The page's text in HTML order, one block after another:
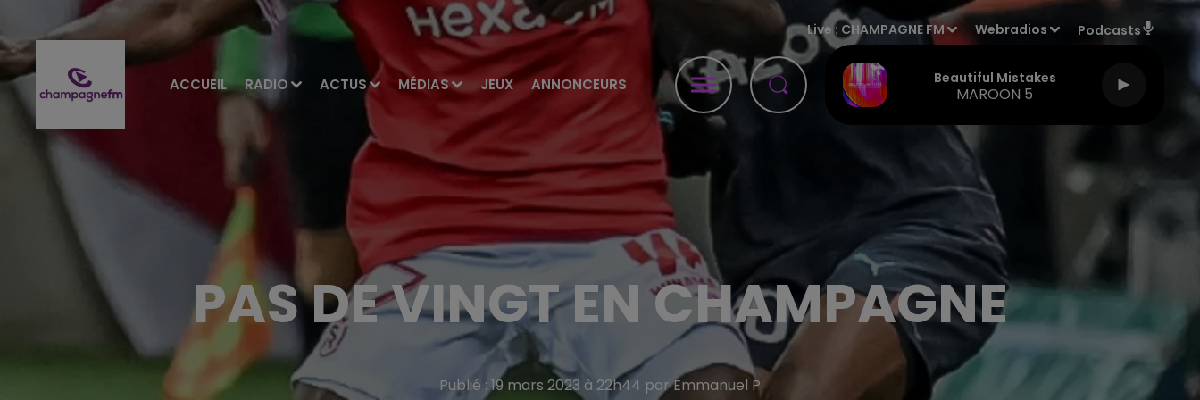
ACCUEIL RADIO ACTUS MÉDIAS JEUX ANNONCEURS
Live : CHAMPAGNE FM Webradios Podcasts
Beautiful Mistakes
MAROON 5
PAS DE VINGT EN CHAMPAGNE
Publié : 19 mars 2023 à 22h44 par Emmanuel P